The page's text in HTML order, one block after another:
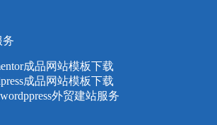
务
成品网站模板下载
成品网站模板下载
外贸建站服务